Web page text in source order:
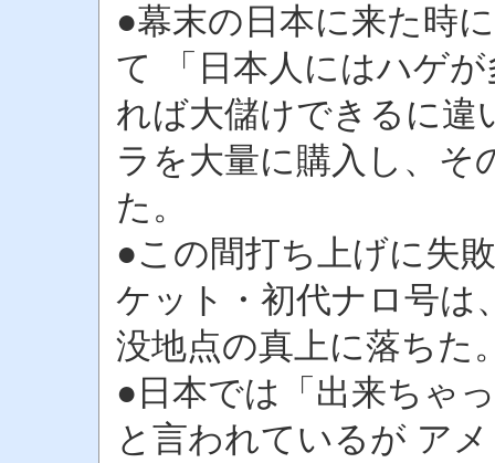
●幕末の日本に来た時
て 「日本人にはハゲ
れば大儲けできるに違
ラを大量に購入し、そ
た。
●この間打ち上げに失
ケット・初代ナロ号は
没地点の真上に落ちた
●日本では「出来ちゃ
と言われているが ア